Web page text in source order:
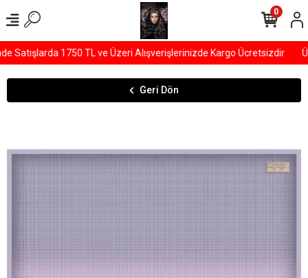
1750 TL ve Üzeri Alışverişlerinizde Kargo Ücretsizdir
0
Geri Dön